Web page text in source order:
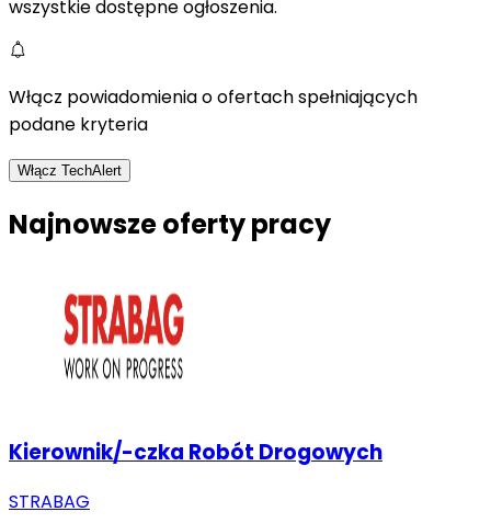
wszystkie dostępne ogłoszenia.
Włącz powiadomienia o ofertach spełniających
podane kryteria
Włącz TechAlert
Najnowsze oferty pracy
Kierownik/-czka Robót Drogowych
STRABAG